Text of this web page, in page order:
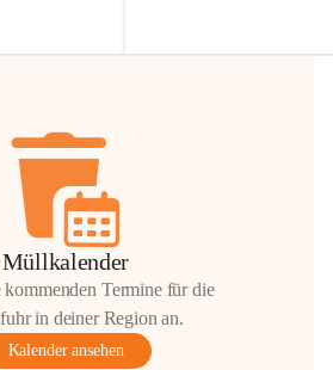
Müllkalender
kommenden Termine für die
in deiner Region an.
Kalender ansehen